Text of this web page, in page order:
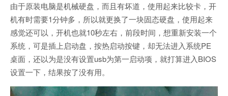
由于原装电脑是机械硬盘，而且有坏道，使用起来比较卡，开
机有时需要1分钟多，所以就更换了一块固态硬盘，使用起来
感觉还可以，开机也就10秒左右，前段时间，想重新安装一个
系统，可是插上启动盘，按热启动按键，却无法进入系统PE
桌面，还以为是没有设置usb为第一启动项，就打算进入BIOS
设置一下，结果按了没有用。